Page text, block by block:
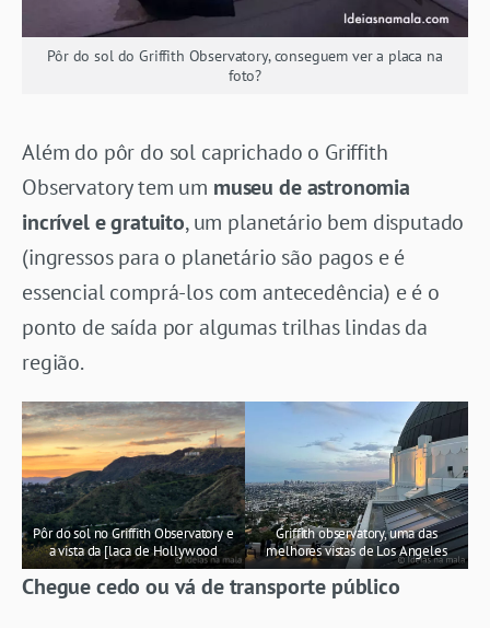
Pôr do sol do Griffith Observatory, conseguem ver a placa na
foto?
Além do pôr do sol caprichado o Griffith
Observatory tem um museu de astronomia
incrível e gratuito, um planetário bem disputado
(ingressos para o planetário são pagos e é
essencial comprá-los com antecedência) e é o
ponto de saída por algumas trilhas lindas da
região.
Pôr do sol no Griffith Observatory e
a vista da [laca de Hollywood
Griffith observatory, uma das
melhores vistas de Los Angeles
Chegue cedo ou vá de transporte público